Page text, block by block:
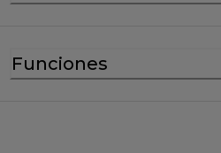
Funciones